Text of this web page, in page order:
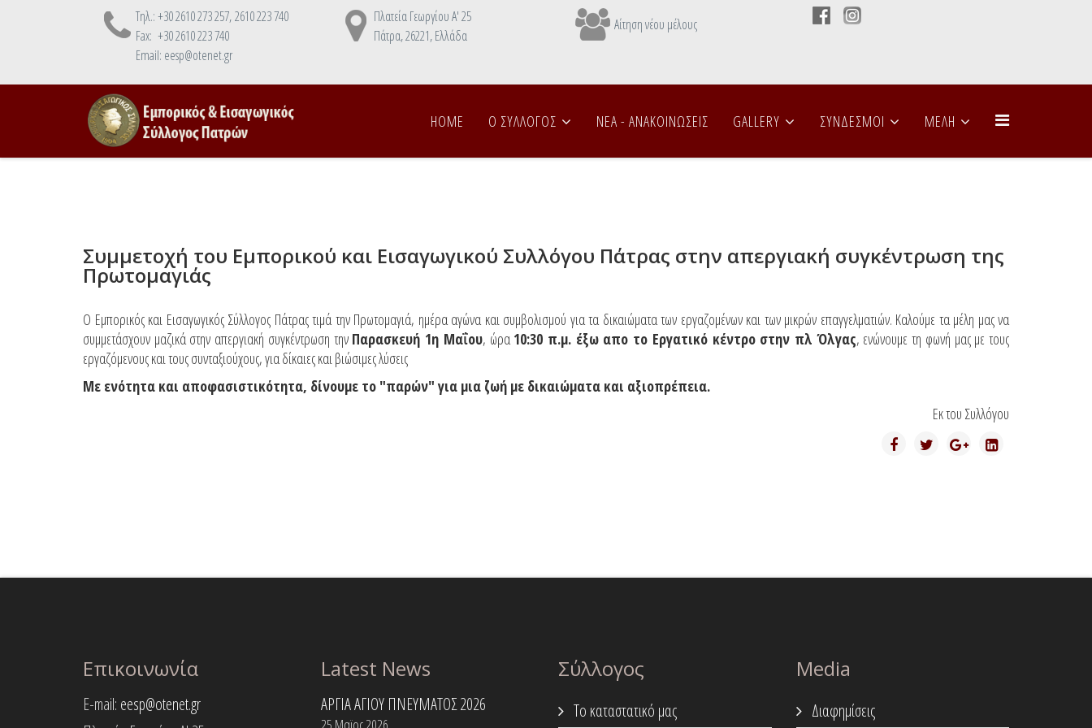
Τηλ.: +30 2610 273 257, 2610 223 740
Fax: +30 2610 223 740
Email: eesp@otenet.gr
Πλατεία Γεωργίου Α' 25
Πάτρα, 26221, Ελλάδα
Αίτηση νέου μέλους
HOME Ο ΣΥΛΛΟΓΟΣ NEA - ANAΚΟΙΝΩΣΕΙΣ GALLERY ΣΥΝΔΕΣΜΟΙ ΜΕΛΗ
Συμμετοχή του Εμπορικού και Εισαγωγικού Συλλόγου Πάτρας στην απεργιακή συγκέντρωση της
Πρωτομαγιάς
Ο Εμπορικός και Εισαγωγικός Σύλλογος Πάτρας τιμά την Πρωτομαγιά, ημέρα αγώνα και συμβολισμού για τα δικαιώματα των εργαζομένων και των μικρών επαγγελματιών. Καλούμε τα μέλη μας να
συμμετάσχουν μαζικά στην απεργιακή συγκέντρωση την Παρασκευή 1η Μαΐου, ώρα10:30 π.μ. έξω απο το Εργατικό κέντρο στην πλ Όλγας, ενώνουμε τη φωνή μας με τους
εργαζόμενους και τους συνταξιούχους, για δίκαιες και βιώσιμες λύσεις
Με ενότητα και αποφασιστικότητα, δίνουμε το "παρών" για μια ζωή με δικαιώματα και αξιοπρέπεια.
Εκ του Συλλόγου
Επικοινωνία
E-mail: eesp@otenet.gr
Latest News
ΑΡΓΙΑ ΑΓΙΟΥ ΠΝΕΥΜΑΤΟΣ 2026
Σύλλογος
Το καταστατικό μας
Media
Διαφημίσεις